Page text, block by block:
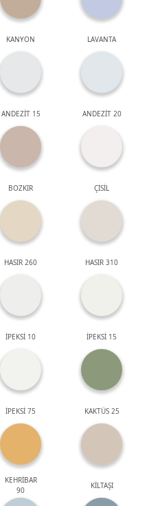
KANYON LAVANTA
ANDEZİT 15 ANDEZİT 20
BOZKIR ÇİSİL
HASIR 260 HASIR 310
İPEKSİ 10 İPEKSİ 15
İPEKSİ 75 KAKTÜS 25
KEHRİBAR
90
KİLTAŞI